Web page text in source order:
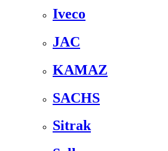
Iveco
JAC
KAMAZ
SACHS
Sitrak